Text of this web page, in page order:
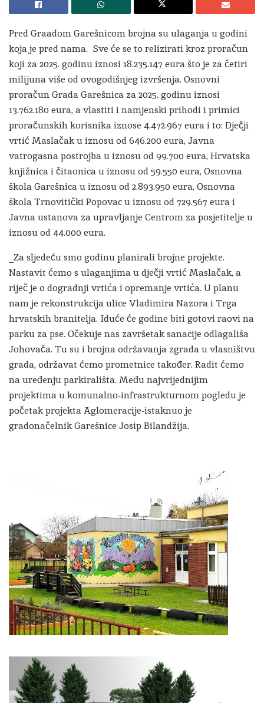
Pred Graadom Garešnicom brojna su ulaganja u godini
koja je pred nama. Sve će se to relizirati kroz proračun
koji za 2025. godinu iznosi 18.235.147 eura što je za četiri
milijuna više od ovogodišnjeg izvršenja. Osnovni
proračun Grada Garešnica za 2025. godinu iznosi
13.762.180 eura, a vlastiti i namjenski prihodi i primici
proračunskih korisnika iznose 4.472.967 eura i to: Dječji
vrtić Maslačak u iznosu od 646.200 eura, Javna
vatrogasna postrojba u iznosu od 99.700 eura, Hrvatska
knjižnica i čitaonica u iznosu od 59.550 eura, Osnovna
škola Garešnica u iznosu od 2.893.950 eura, Osnovna
škola Trnovitički Popovac u iznosu od 729.567 eura i
Javna ustanova za upravljanje Centrom za posjetitelje u
iznosu od 44.000 eura.
_Za sljedeću smo godinu planirali brojne projekte.
Nastavit ćemo s ulaganjima u dječji vrtić Maslačak, a
riječ je o dogradnji vrtića i opremanje vrtića. U planu
nam je rekonstrukcija ulice Vladimira Nazora i Trga
hrvatskih branitelja. Iduće će godine biti gotovi raovi na
parku za pse. Očekuje nas završetak sanacije odlagališa
Johovača. Tu su i brojna održavanja zgrada u vlasništvu
grada, održavat ćemo prometnice također. Radit ćemo
na uređenju parkirališta. Među najvrijednijim
projektima u komunalno-infrastrukturnom pogledu je
početak projekta Aglomeracije-istaknuo je
gradonačelnik Garešnice Josip Bilandžija.